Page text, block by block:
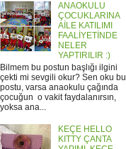
ANAOKULU
ÇOCUKLARINA
AİLE KATILIMI
FAALİYETİNDE
NELER
YAPTIRILIR :)
Bilmem bu postun başlığı ilgini
çekti mi sevgili okur? Sen oku bu
postu, varsa anaokulu çağında
çocuğun o vakit faydalanırsın,
yoksa ana...
KEÇE HELLO
KITTY ÇANTA